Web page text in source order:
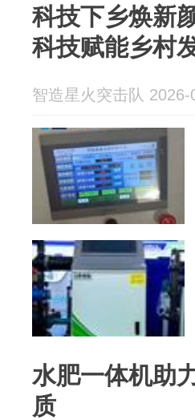
科技下乡焕新
科技赋能乡村
智造星火突击队 2026-
水肥一体机助
质